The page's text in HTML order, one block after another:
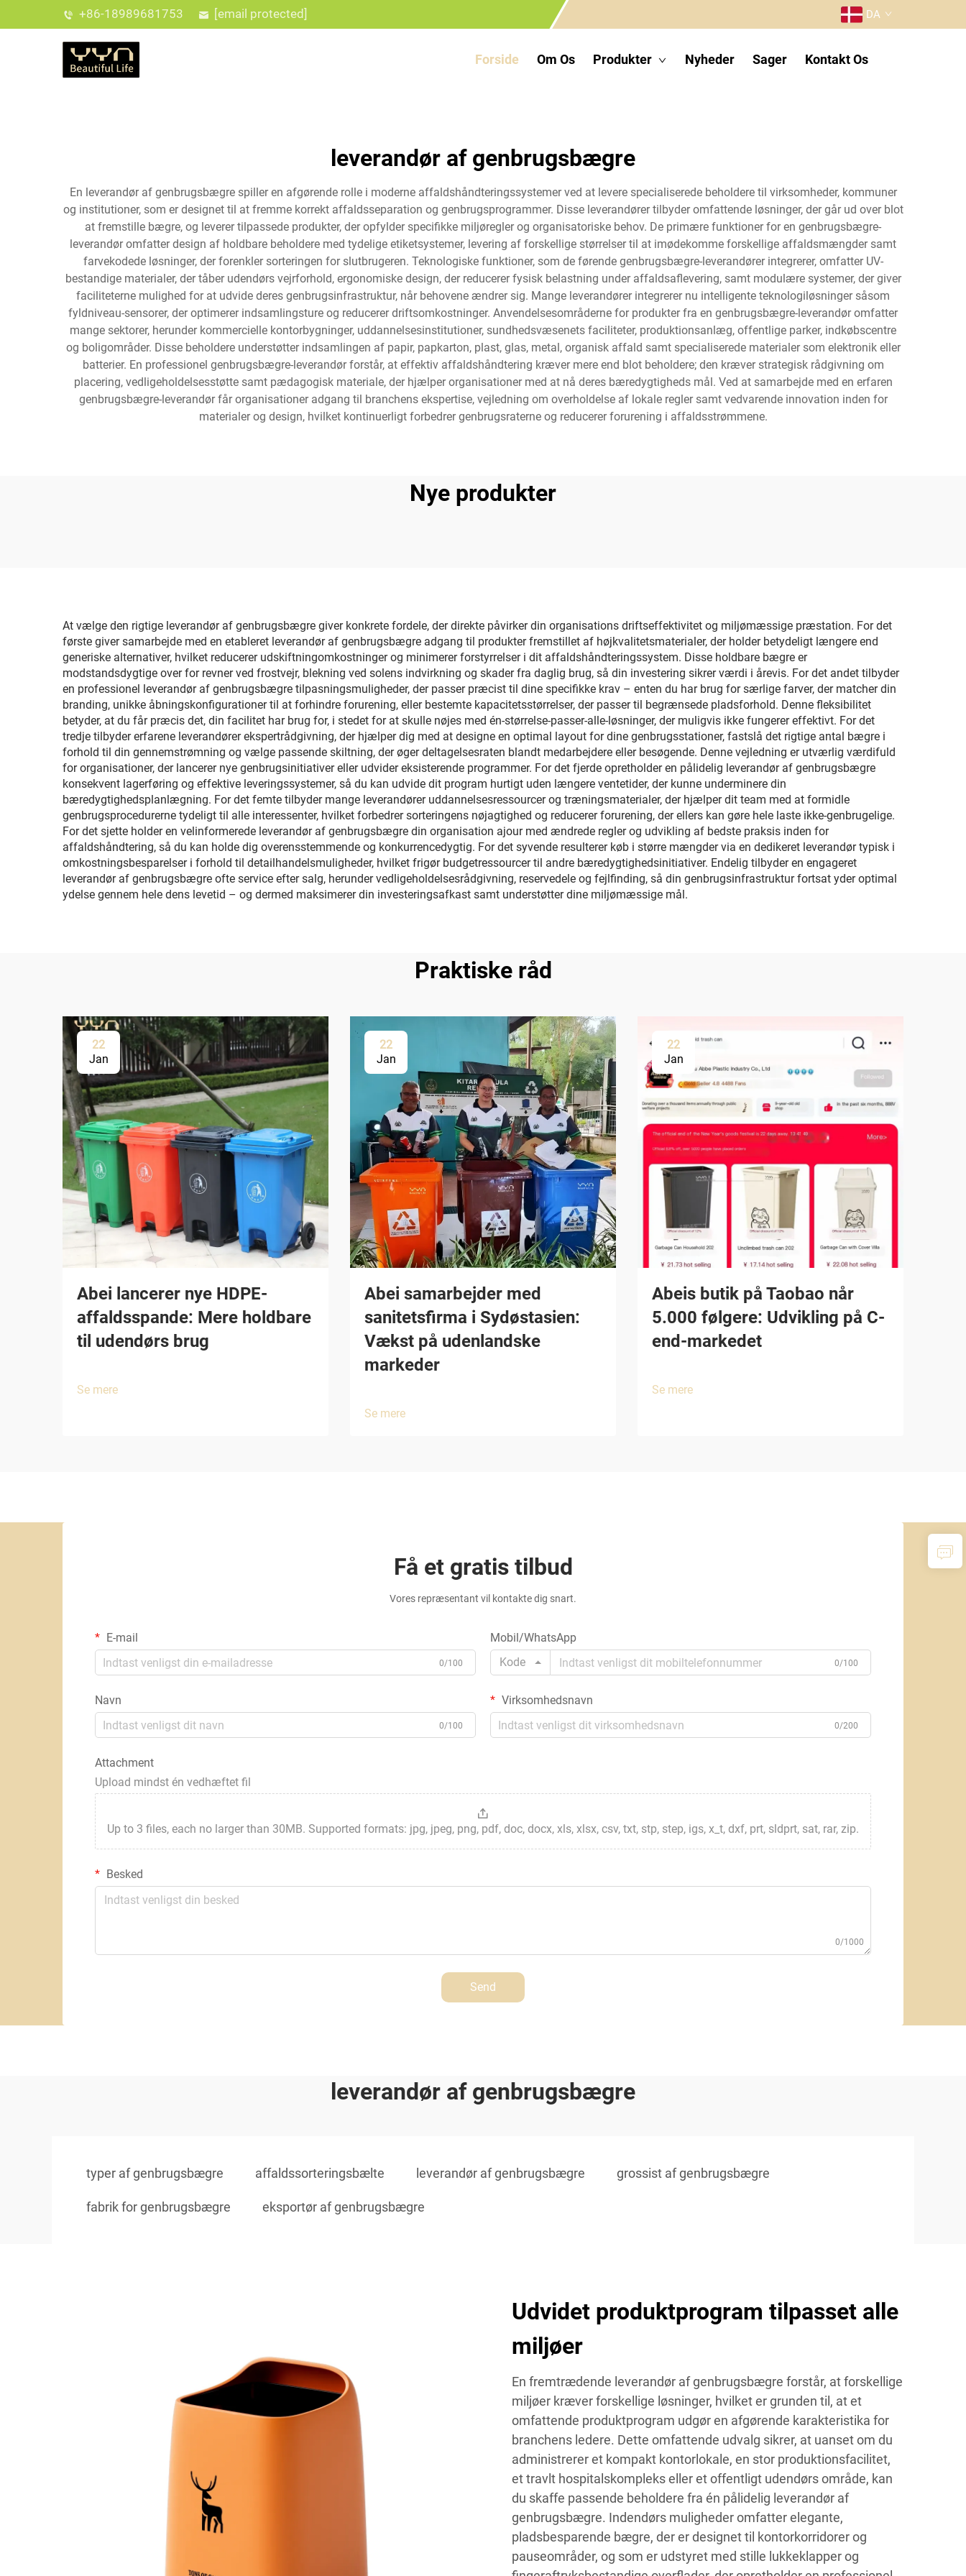
+86-18989681753 [email protected] DA
Forside Om Os Produkter Nyheder Sager Kontakt Os
leverandør af genbrugsbægre
En leverandør af genbrugsbægre spiller en afgørende rolle i moderne affaldshåndteringssystemer ved at levere specialiserede beholdere til virksomheder, kommuner
og institutioner, som er designet til at fremme korrekt affaldsseparation og genbrugsprogrammer. Disse leverandører tilbyder omfattende løsninger, der går ud over blot
at fremstille bægre, og leverer tilpassede produkter, der opfylder specifikke miljøregler og organisatoriske behov. De primære funktioner for en genbrugsbægre-
leverandør omfatter design af holdbare beholdere med tydelige etiketsystemer, levering af forskellige størrelser til at imødekomme forskellige affaldsmængder samt
farvekodede løsninger, der forenkler sorteringen for slutbrugeren. Teknologiske funktioner, som de førende genbrugsbægre-leverandører integrerer, omfatter UV-
bestandige materialer, der tåber udendørs vejrforhold, ergonomiske design, der reducerer fysisk belastning under affaldsaflevering, samt modulære systemer, der giver
faciliteterne mulighed for at udvide deres genbrugsinfrastruktur, når behovene ændrer sig. Mange leverandører integrerer nu intelligente teknologiløsninger såsom
fyldniveau-sensorer, der optimerer indsamlingsture og reducerer driftsomkostninger. Anvendelsesområderne for produkter fra en genbrugsbægre-leverandør omfatter
mange sektorer, herunder kommercielle kontorbygninger, uddannelsesinstitutioner, sundhedsvæsenets faciliteter, produktionsanlæg, offentlige parker, indkøbscentre
og boligområder. Disse beholdere understøtter indsamlingen af papir, papkarton, plast, glas, metal, organisk affald samt specialiserede materialer som elektronik eller
batterier. En professionel genbrugsbægre-leverandør forstår, at effektiv affaldshåndtering kræver mere end blot beholdere; den kræver strategisk rådgivning om
placering, vedligeholdelsesstøtte samt pædagogisk materiale, der hjælper organisationer med at nå deres bæredygtigheds mål. Ved at samarbejde med en erfaren
genbrugsbægre-leverandør får organisationer adgang til branchens ekspertise, vejledning om overholdelse af lokale regler samt vedvarende innovation inden for
materialer og design, hvilket kontinuerligt forbedrer genbrugsraterne og reducerer forurening i affaldsstrømmene.
Nye produkter
At vælge den rigtige leverandør af genbrugsbægre giver konkrete fordele, der direkte påvirker din organisations driftseffektivitet og miljømæssige præstation. For det
første giver samarbejde med en etableret leverandør af genbrugsbægre adgang til produkter fremstillet af højkvalitetsmaterialer, der holder betydeligt længere end
generiske alternativer, hvilket reducerer udskiftningomkostninger og minimerer forstyrrelser i dit affaldshåndteringssystem. Disse holdbare bægre er
modstandsdygtige over for revner ved frostvejr, blekning ved solens indvirkning og skader fra daglig brug, så din investering sikrer værdi i årevis. For det andet tilbyder
en professionel leverandør af genbrugsbægre tilpasningsmuligheder, der passer præcist til dine specifikke krav – enten du har brug for særlige farver, der matcher din
branding, unikke åbningskonfigurationer til at forhindre forurening, eller bestemte kapacitetsstørrelser, der passer til begrænsede pladsforhold. Denne fleksibilitet
betyder, at du får præcis det, din facilitet har brug for, i stedet for at skulle nøjes med én-størrelse-passer-alle-løsninger, der muligvis ikke fungerer effektivt. For det
tredje tilbyder erfarene leverandører ekspertrådgivning, der hjælper dig med at designe en optimal layout for dine genbrugsstationer, fastslå det rigtige antal bægre i
forhold til din gennemstrømning og vælge passende skiltning, der øger deltagelsesraten blandt medarbejdere eller besøgende. Denne vejledning er utværlig værdifuld
for organisationer, der lancerer nye genbrugsinitiativer eller udvider eksisterende programmer. For det fjerde opretholder en pålidelig leverandør af genbrugsbægre
konsekvent lagerføring og effektive leveringssystemer, så du kan udvide dit program hurtigt uden længere ventetider, der kunne underminere din
bæredygtighedsplanlægning. For det femte tilbyder mange leverandører uddannelsesressourcer og træningsmaterialer, der hjælper dit team med at formidle
genbrugsprocedurerne tydeligt til alle interessenter, hvilket forbedrer sorteringens nøjagtighed og reducerer forurening, der ellers kan gøre hele laste ikke-genbrugelige.
For det sjette holder en velinformerede leverandør af genbrugsbægre din organisation ajour med ændrede regler og udvikling af bedste praksis inden for
affaldshåndtering, så du kan holde dig overensstemmende og konkurrencedygtig. For det syvende resulterer køb i større mængder via en dedikeret leverandør typisk i
omkostningsbesparelser i forhold til detailhandelsmuligheder, hvilket frigør budgetressourcer til andre bæredygtighedsinitiativer. Endelig tilbyder en engageret
leverandør af genbrugsbægre ofte service efter salg, herunder vedligeholdelsesrådgivning, reservedele og fejlfinding, så din genbrugsinfrastruktur fortsat yder optimal
ydelse gennem hele dens levetid – og dermed maksimerer din investeringsafkast samt understøtter dine miljømæssige mål.
Praktiske råd
22
Jan
Abei lancerer nye HDPE-
affaldsspande: Mere holdbare
til udendørs brug
Se mere
22
Jan
Abei samarbejder med
sanitetsfirma i Sydøstasien:
Vækst på udenlandske
markeder
Se mere
22
Jan
Abeis butik på Taobao når
5.000 følgere: Udvikling på C-
end-markedet
Se mere
Få et gratis tilbud
Vores repræsentant vil kontakte dig snart.
E-mail
0/100
Mobil/WhatsApp
Kode
0/100
Navn
0/100
Virksomhedsnavn
0/200
Attachment
Upload mindst én vedhæftet fil
Up to 3 files, each no larger than 30MB. Supported formats: jpg, jpeg, png, pdf, doc, docx, xls, xlsx, csv, txt, stp, step, igs, x_t, dxf, prt, sldprt, sat, rar, zip.
Besked
0/1000
Send
leverandør af genbrugsbægre
typer af genbrugsbægre affaldssorteringsbælte leverandør af genbrugsbægre grossist af genbrugsbægre
fabrik for genbrugsbægre eksportør af genbrugsbægre
Udvidet produktprogram tilpasset alle
miljøer
En fremtrædende leverandør af genbrugsbægre forstår, at forskellige
miljøer kræver forskellige løsninger, hvilket er grunden til, at et
omfattende produktprogram udgør en afgørende karakteristika for
branchens ledere. Dette omfattende udvalg sikrer, at uanset om du
administrerer et kompakt kontorlokale, en stor produktionsfacilitet,
et travlt hospitalskompleks eller et offentligt udendørs område, kan
du skaffe passende beholdere fra én pålidelig leverandør af
genbrugsbægre. Indendørs muligheder omfatter elegante,
pladsbesparende bægre, der er designet til kontorkorridorer og
pauseområder, og som er udstyret med stille lukkeklapper og